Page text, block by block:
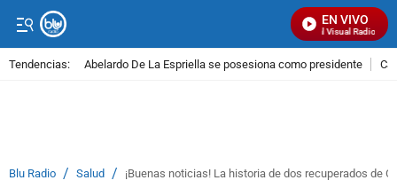
EN VIVO
Señal Visual Radio
Tendencias: Abelardo De La Espriella se posesiona como presidente
Blu Radio / Salud / ¡Buenas noticias! La historia de dos recuperados de